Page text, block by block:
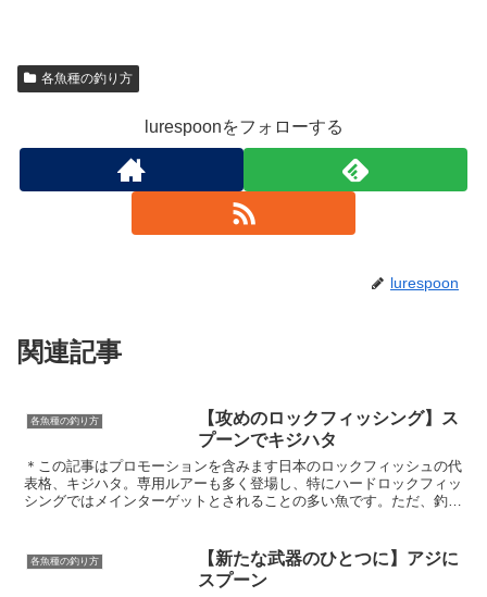
各魚種の釣り方
lurespoonをフォローする
lurespoon
関連記事
各魚種の釣り方
【攻めのロックフィッシング】ス
プーンでキジハタ
＊この記事はプロモーションを含みます日本のロックフィッシュの代
表格、キジハタ。専用ルアーも多く登場し、特にハードロックフィッ
シングではメインターゲットとされることの多い魚です。ただ、釣り
各魚種の釣り方
【新たな武器のひとつに】アジに
スプーン